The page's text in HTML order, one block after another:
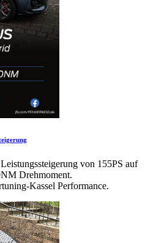
von 155PS auf
Drehmoment.
Kassel Performance.